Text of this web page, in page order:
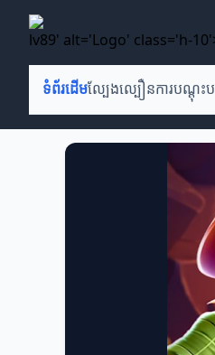
lv89' alt='Logo' class='h-
ទំព័រដើមល្បែងល្បឿនការបណ្តុះ